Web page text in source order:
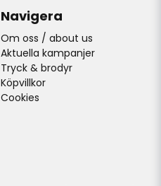
Navigera
Om oss / about us
Aktuella kampanjer
Tryck & brodyr
Köpvillkor
Cookies